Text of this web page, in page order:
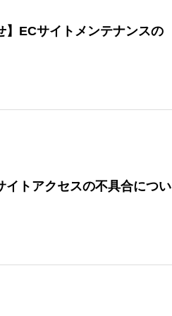
】ECサイトメンテナンスの
イトアクセスの不具合につい